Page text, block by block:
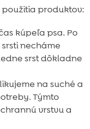
produktov:
kúpeľa psa. Po
necháme
srst dôkladne
na suché a
Týmto
vrstvu a